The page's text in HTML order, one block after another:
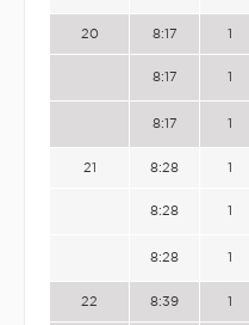
20 8:17 1
8:17 1
8:17 1
21 8:28 1
8:28 1
8:28 1
22 8:39 1